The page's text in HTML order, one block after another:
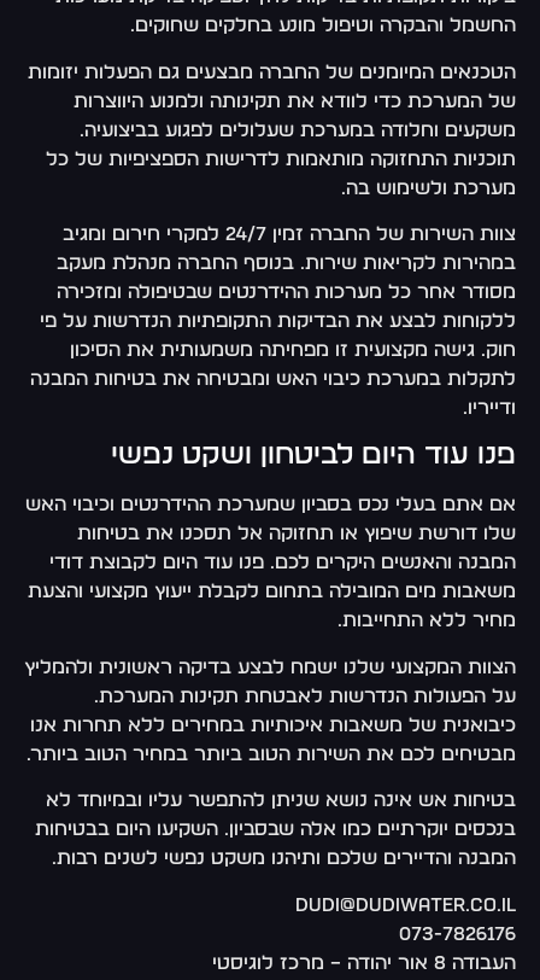
החשמל והבקרה וטיפול מונע בחלקים שחוקים.
הטכנאים המיומנים של החברה מבצעים גם הפעלות יזומות
של המערכת כדי לוודא את תקינותה ולמנוע היווצרות
משקעים וחלודה במערכת שעלולים לפגוע בביצועיה.
תוכניות התחזוקה מותאמות לדרישות הספציפיות של כל
מערכת ולשימוש בה.
צוות השירות של החברה זמין 24/7 למקרי חירום ומגיב
במהירות לקריאות שירות. בנוסף החברה מנהלת מעקב
מסודר אחר כל מערכות ההידרנטים שבטיפולה ומזכירה
ללקוחות לבצע את הבדיקות התקופתיות הנדרשות על פי
חוק. גישה מקצועית זו מפחיתה משמעותית את הסיכון
לתקלות במערכת כיבוי האש ומבטיחה את בטיחות המבנה
ודייריו.
פנו עוד היום לביטחון ושקט נפשי
אם אתם בעלי נכס בסביון שמערכת ההידרנטים וכיבוי האש
שלו דורשת שיפוץ או תחזוקה אל תסכנו את בטיחות
המבנה והאנשים היקרים לכם. פנו עוד היום לקבוצת דודי
משאבות מים המובילה בתחום לקבלת ייעוץ מקצועי והצעת
מחיר ללא התחייבות.
הצוות המקצועי שלנו ישמח לבצע בדיקה ראשונית ולהמליץ
על הפעולות הנדרשות לאבטחת תקינות המערכת.
כיבואנית של משאבות איכותיות במחירים ללא תחרות אנו
מבטיחים לכם את השירות הטוב ביותר במחיר הטוב ביותר.
בטיחות אש אינה נושא שניתן להתפשר עליו ובמיוחד לא
בנכסים יוקרתיים כמו אלה שבסביון. השקיעו היום בבטיחות
המבנה והדיירים שלכם ותיהנו משקט נפשי לשנים רבות.
dudi@dudiwater.co.il
073-7826176
העבודה 8 אור יהודה – מרכז לוגיסטי